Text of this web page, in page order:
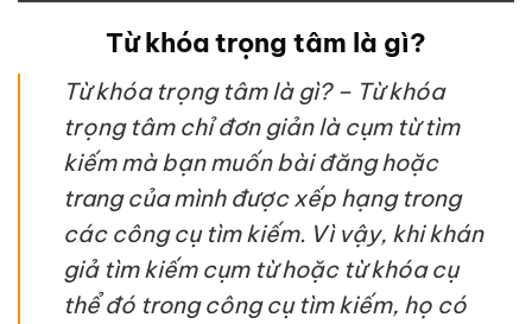
Từ khóa trọng tâm là gì?
Từ khóa trọng tâm là gì? – Từ khóa
trọng tâm chỉ đơn giản là cụm từ tìm
kiếm mà bạn muốn bài đăng hoặc
trang của mình được xếp hạng trong
các công cụ tìm kiếm. Vì vậy, khi khán
giả tìm kiếm cụm từ hoặc từ khóa cụ
thể đó trong công cụ tìm kiếm, họ có